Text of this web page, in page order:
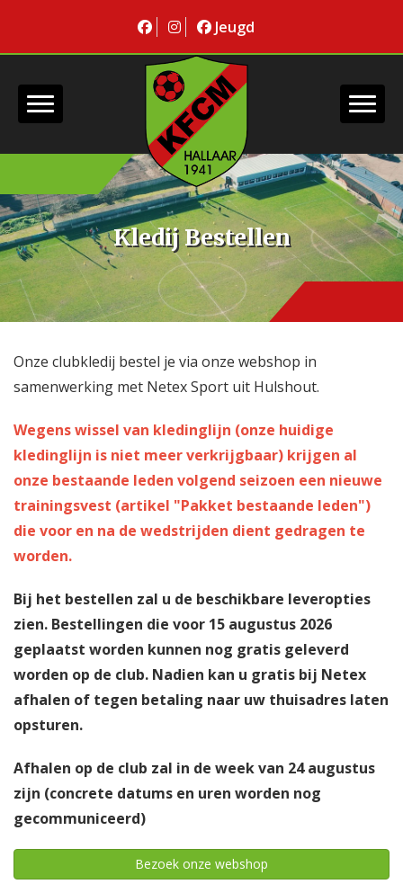
Jeugd
Kledij Bestellen
Onze clubkledij bestel je via onze webshop in
samenwerking met Netex Sport uit Hulshout.
Wegens wissel van kledinglijn (onze huidige
kledinglijn is niet meer verkrijgbaar) krijgen al
onze bestaande leden volgend seizoen een nieuwe
trainingsvest (artikel "Pakket bestaande leden")
die voor en na de wedstrijden dient gedragen te
worden.
Bij het bestellen zal u de beschikbare leveropties
zien. Bestellingen die voor 15 augustus 2026
geplaatst worden kunnen nog gratis geleverd
worden op de club. Nadien kan u gratis bij Netex
afhalen of tegen betaling naar uw thuisadres laten
opsturen.
Afhalen op de club zal in de week van 24 augustus
zijn (concrete datums en uren worden nog
gecommuniceerd)
Bezoek onze webshop